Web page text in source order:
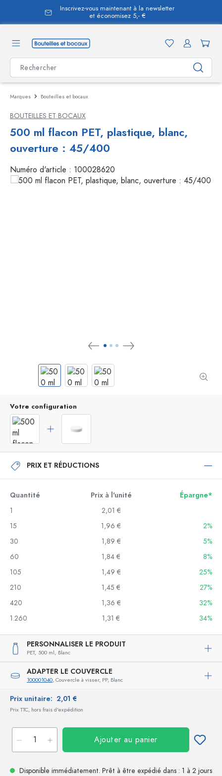
principal
Inscrivez-vous maintenant à la newsletter
et économisez 5,- €
Marques Bouteilles et bocaux
BOUTEILLES ET BOCAUX
500 ml flacon PET, plastique, blanc,
ouverture : 45/400
Numéro d'article : 100028620
Votre configuration
PRIX ET RÉDUCTIONS
Quantité Prix à l'unité
Épargne*
1
2,01 €
15
1,96 €
2%
30
1,89 €
5%
60
1,84 €
8%
105
1,49 €
25%
210
1,45 €
27%
420
1,36 €
32%
1.260
1,31 € 34%
PERSONNALISER LE PRODUIT
PET, 500 ml, Blanc
ADAPTER LE COUVERCLE
100001040, Couvercle à visser, PP, Blanc
Prix unitaire: 2,01 €
Prix TTC, hors frais d'expédition
Ajouter au panier
Disponible immédiatement. Prêt à être expédié dans : 1 à 2 jours